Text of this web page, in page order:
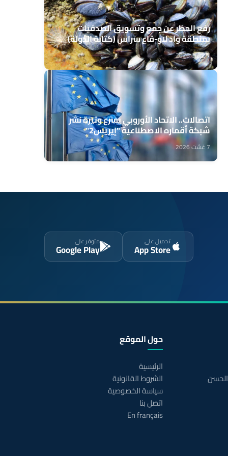
رفع الحظر عن جمع وتسويق الصدفيات
بمنطقة واد لاو-قاع سراس (كتابة الدولة)
7 غشت 2026
اتصالات.. الاتحاد الأوروبي يسرع وتيرة نشر
شبكة أقماره الاصطناعية "إيريس2"
7 غشت 2026
تحميل على
App Store
متوفر على
Google Play
حول الموقع
الرئيسية
الشروط القانونية
سياسة الخصوصية
اتصل بنا
En français